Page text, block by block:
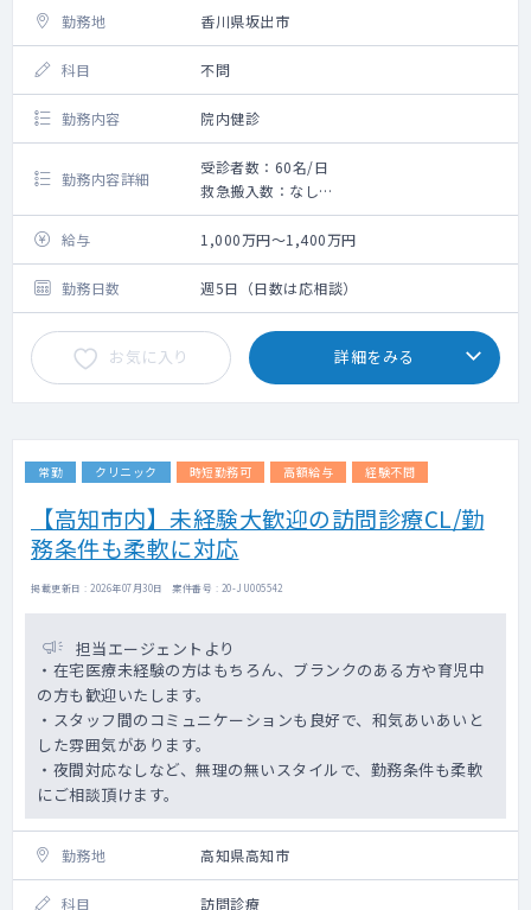
勤務地 香川県坂出市
科目 不問
勤務内容 院内健診
勤務内容詳細
受診者数：60名/日
救急搬入数：なし
手術数：なし
総合病院の中にある健診センターでの勤務で
す。
基本的に、2診体制にて健診・ドックの診察、
読影、結果説明等を行って頂きます。
給与 1,000万円～1,400万円
勤務日数 週5日（日数は応相談）
お気に入り 詳細をみる
常勤 クリニック 時短勤務可 高額給与 経験不問
【高知市内】未経験大歓迎の訪問診療CL/勤
務条件も柔軟に対応
掲載更新日 : 2026年07月30日 案件番号 : 20-JU005542
担当エージェントより
・在宅医療未経験の方はもちろん、ブランクのある方や育児中
の方も歓迎いたします。
・スタッフ間のコミュニケーションも良好で、和気あいあいと
した雰囲気があります。
・夜間対応なしなど、無理の無いスタイルで、勤務条件も柔軟
にご相談頂けます。
勤務地 高知県高知市
科目 訪問診療